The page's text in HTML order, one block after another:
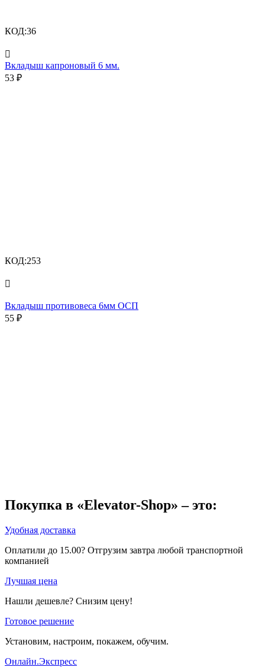
КОД:36

Вкладыш капроновый 6 мм.
53 ₽
КОД:253

Вкладыш противовеса 6мм ОСП
55 ₽
Покупка в «Elevator-Shop» – это:
Удобная доставка
Оплатили до 15.00? Отгрузим завтра любой транспортной
компанией
Лучшая цена
Нашли дешевле? Снизим цену!
Готовое решение
Установим, настроим, покажем, обучим.
Онлайн.Экспресс